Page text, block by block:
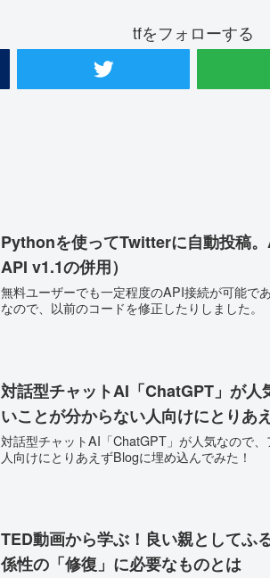
tfをフォローする
Pythonを使ってTwitterに自動投稿
API v1.1の併用）
無料ユーザーでも一定程度のAPI接続が可能で
なので、以前のコードを修正したりしました。
対話型チャットAI「ChatGPT」が人
いことが分からない人向けにとりあ
対話型チャットAI「ChatGPT」が人気なので
人向けにとりあえずBlogに埋め込んでみた！
TED動画から学ぶ！良い親としてふ
係性の「修復」に必要なものとは